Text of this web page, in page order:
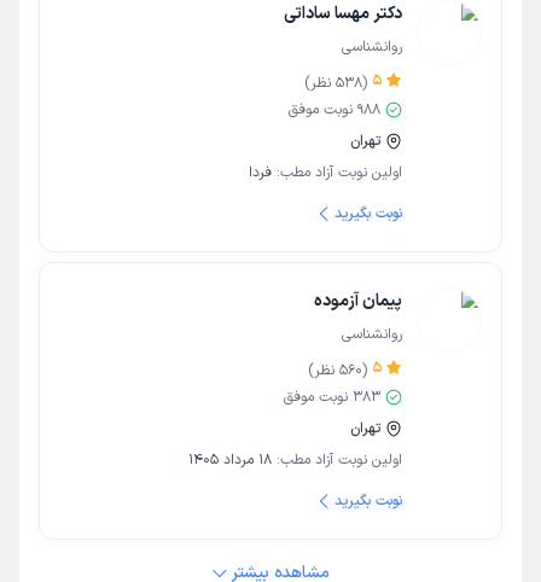
دکتر مهسا ساداتی
روانشناسی
5
(
538 نظر)
988 نوبت موفق
تهران
اولین نوبت آزاد مطب: فردا
نوبت بگیرید
پیمان آزموده
روانشناسی
5
(
560 نظر)
383 نوبت موفق
تهران
اولین نوبت آزاد مطب: 18 مرداد 1405
نوبت بگیرید
مشاهده بیشتر